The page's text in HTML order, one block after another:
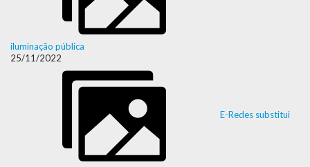
iluminação pública
25/11/2022
E-Redes substitui